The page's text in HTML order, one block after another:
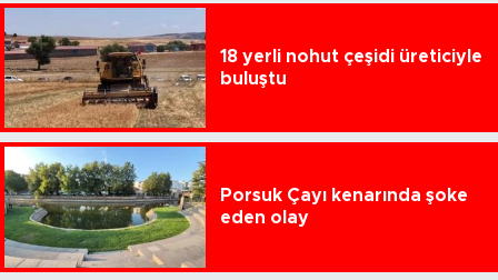
18 yerli nohut çeşidi üreticiyle
buluştu
Porsuk Çayı kenarında şoke
eden olay